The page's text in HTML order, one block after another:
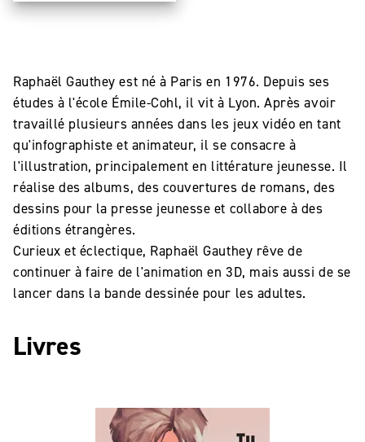
Raphaël Gauthey est né à Paris en 1976. Depuis ses
études à l'école Émile-Cohl, il vit à Lyon. Après avoir
travaillé plusieurs années dans les jeux vidéo en tant
qu'infographiste et animateur, il se consacre à
l'illustration, principalement en littérature jeunesse. Il
réalise des albums, des couvertures de romans, des
dessins pour la presse jeunesse et collabore à des
éditions étrangères.
Curieux et éclectique, Raphaël Gauthey rêve de
continuer à faire de l'animation en 3D, mais aussi de se
lancer dans la bande dessinée pour les adultes.
Livres